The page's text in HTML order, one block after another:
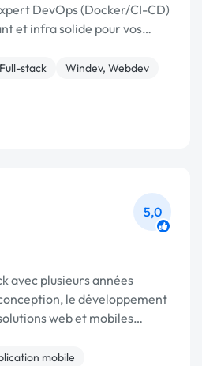
DevOps (Docker/CI-CD)
et infra solide pour vos
Full-stack Windev, Webdev
5,0
avec plusieurs années
développement
web et mobiles
mobile